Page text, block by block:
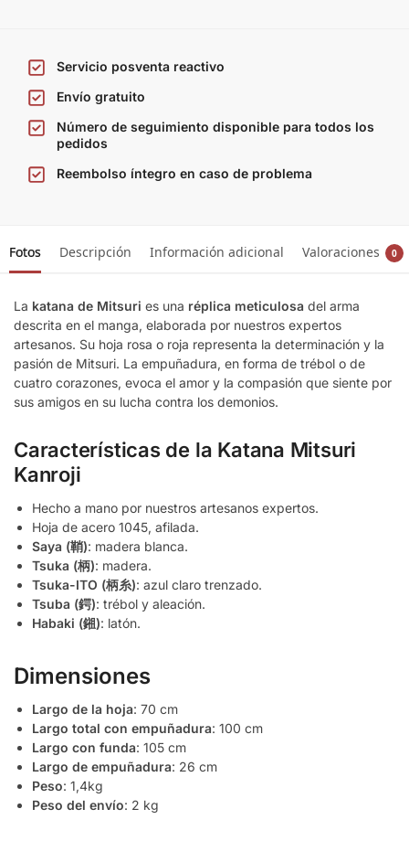
Servicio posventa reactivo
Envío gratuito
Número de seguimiento disponible para todos los
pedidos
Reembolso íntegro en caso de problema
Fotos Descripción Información adicional Valoraciones 0
La katana de Mitsuri es una réplica meticulosa del arma
descrita en el manga, elaborada por nuestros expertos
artesanos. Su hoja rosa o roja representa la determinación y la
pasión de Mitsuri. La empuñadura, en forma de trébol o de
cuatro corazones, evoca el amor y la compasión que siente por
sus amigos en su lucha contra los demonios.
Características de la Katana Mitsuri
Kanroji
Hecho a mano por nuestros artesanos expertos.
Hoja de acero 1045, afilada.
Saya (鞘): madera blanca.
Tsuka (柄): madera.
Tsuka-ITO (柄糸): azul claro trenzado.
Tsuba (鍔): trébol y aleación.
Habaki (鎺): latón.
Dimensiones
Largo de la hoja: 70 cm
Largo total con empuñadura: 100 cm
Largo con funda: 105 cm
Largo de empuñadura: 26 cm
Peso: 1,4kg
Peso del envío: 2 kg